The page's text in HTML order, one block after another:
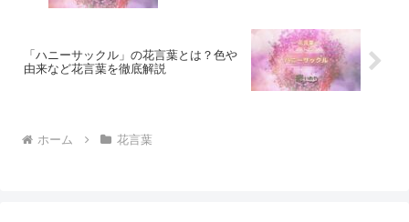
「ハニーサックル」の花言葉とは？色や
由来など花言葉を徹底解説
ホーム 花言葉